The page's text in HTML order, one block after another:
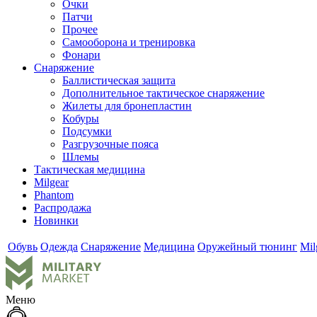
Очки
Патчи
Прочее
Самооборона и тренировка
Фонари
Снаряжение
Баллистическая защита
Дополнительное тактическое снаряжение
Жилеты для бронепластин
Кобуры
Подсумки
Разгрузочные пояса
Шлемы
Тактическая медицина
Milgear
Phantom
Распродажа
Новинки
Обувь Одежда Снаряжение Медицина Оружейный тюнинг
Меню